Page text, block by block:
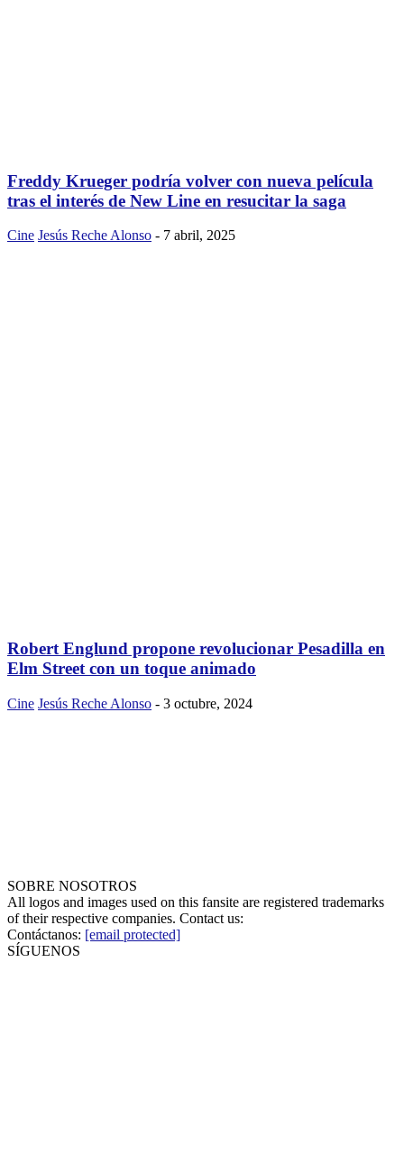
Freddy Krueger podría volver con nueva película
tras el interés de New Line en resucitar la saga
Cine Jesús Reche Alonso - 7 abril, 2025
Robert Englund propone revolucionar Pesadilla en
Elm Street con un toque animado
Cine Jesús Reche Alonso - 3 octubre, 2024
SOBRE NOSOTROS
All logos and images used on this fansite are registered trademarks
of their respective companies. Contact us:
Contáctanos: [email protected]
SÍGUENOS